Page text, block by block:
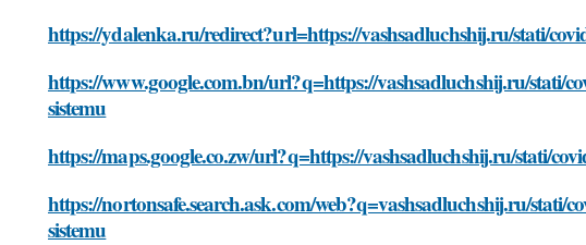
https://ydalenka.ru/redirect?url=https://vashsadluchshij.ru/stati/
https://www.google.com.bn/url?q=https://vashsadluchshij.ru/stati/
sistemu
https://maps.google.co.zw/url?q=https://vashsadluchshij.ru/stati/
https://nortonsafe.search.ask.com/web?q=vashsadluchshij.ru/stati/
sistemu